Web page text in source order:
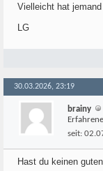
Vielleicht hat
LG
30.03.2026, 23:19
brainy
seit:
Hast du keinen